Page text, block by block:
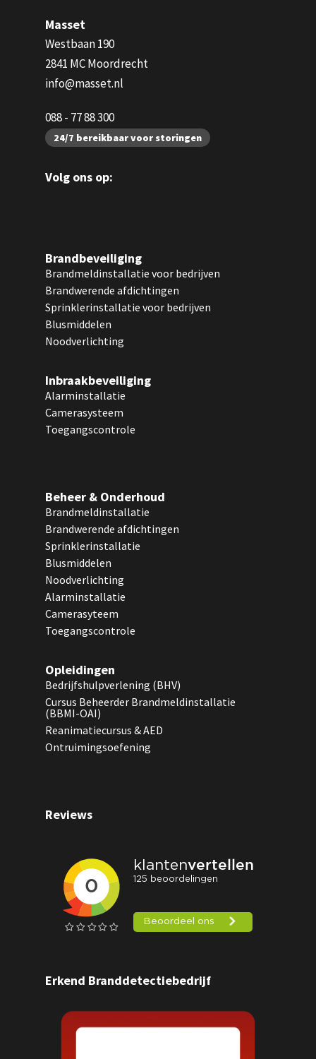
Masset
Westbaan 190
2841 MC Moordrecht
info@masset.nl
088 - 77 88 300
24/7 bereikbaar voor storingen
Volg ons op:
Brandbeveiliging
Brandmeldinstallatie voor bedrijven
Brandwerende afdichtingen
Sprinklerinstallatie voor bedrijven
Blusmiddelen
Noodverlichting
Inbraakbeveiliging
Alarminstallatie
Camerasysteem
Toegangscontrole
Beheer & Onderhoud
Brandmeldinstallatie
Brandwerende afdichtingen
Sprinklerinstallatie
Blusmiddelen
Noodverlichting
Alarminstallatie
Camerasyteem
Toegangscontrole
Opleidingen
Bedrijfshulpverlening (BHV)
Cursus Beheerder Brandmeldinstallatie
(BBMI-OAI)
Reanimatiecursus & AED
Ontruimingsoefening
Reviews
Erkend Branddetectiebedrijf